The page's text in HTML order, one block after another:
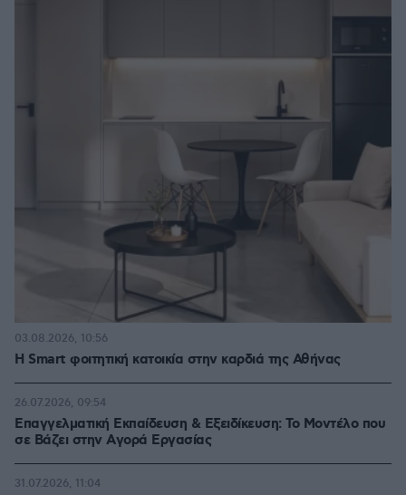
Η Smart φοιτητική κατοικία στην καρδιά της Αθήνας
03.08.2026, 10:56
Επαγγελματική Εκπαίδευση & Εξειδίκευση: Το Mοντέλο που
σε Bάζει στην Aγορά Eργασίας
26.07.2026, 09:54
31.07.2026, 11:04